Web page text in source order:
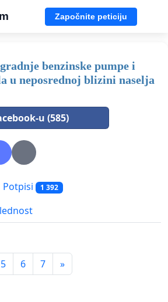
Započnite peticiju
benzinske pumpe i
u neposrednoj blizini naselja
u (585)
Potpisi 1 392
5 6 7 »